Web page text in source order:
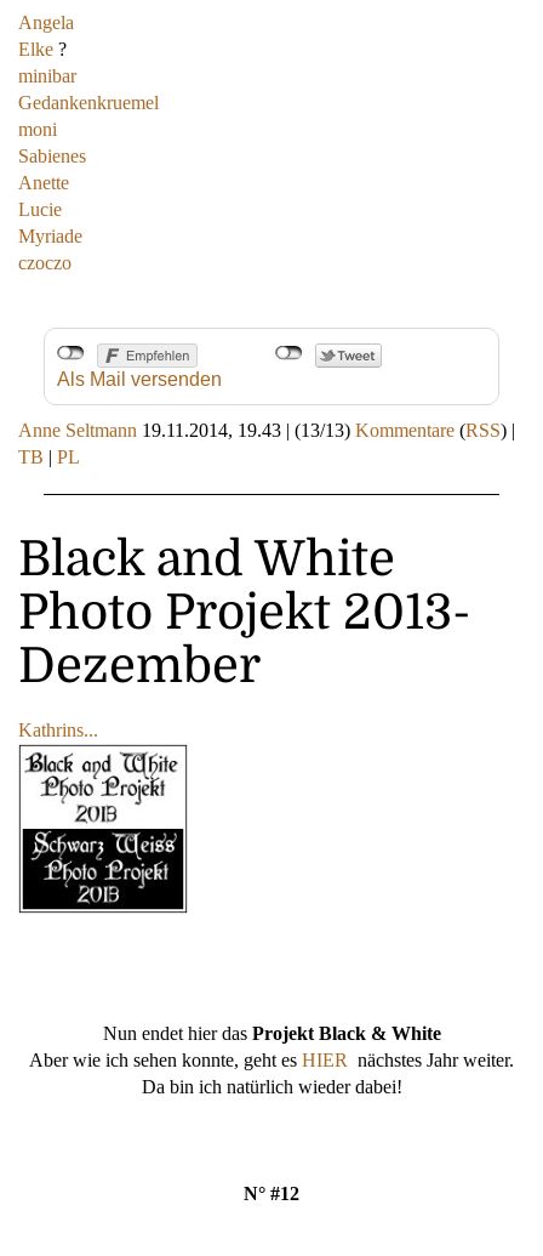
Angela
Elke ?
minibar
Gedankenkruemel
moni
Sabienes
Anette
Lucie
Myriade
czoczo
Als Mail versenden
Anne Seltmann 19.11.2014, 19.43 | (13/13) Kommentare (RSS) |
TB | PL
Black and White
Photo Projekt 2013-
Dezember
Kathrins...
Nun endet hier das Projekt Black & White
Aber wie ich sehen konnte, geht es HIER nächstes Jahr weiter.
Da bin ich natürlich wieder dabei!
N° #12